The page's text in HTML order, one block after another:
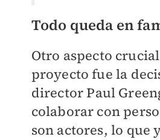
Todo queda en
Otro aspecto
proyecto fue la
director Paul
colaborar con
son actores, lo que